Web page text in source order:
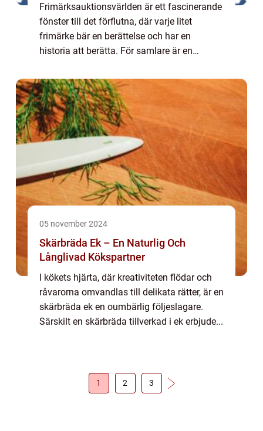
Frimärksauktionsvärlden är ett fascinerande
fönster till det förflutna, där varje litet
frimärke bär en berättelse och har en
historia att berätta. För samlare är en
05 november 2024
Skärbräda Ek – En Naturlig Och
Långlivad Kökspartner
I kökets hjärta, där kreativiteten flödar och
råvarorna omvandlas till delikata rätter, är en
skärbräda ek en oumbärlig följeslagare.
Särskilt en skärbräda tillverkad i ek erbjude...
1 2 3